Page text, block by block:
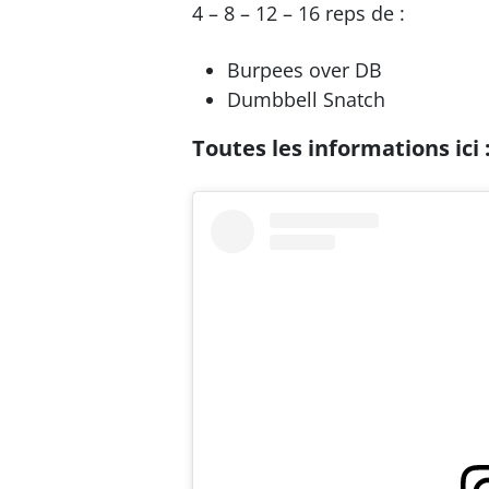
4 – 8 – 12 – 16 reps de :
Burpees over DB
Dumbbell Snatch
Toutes les informations ici